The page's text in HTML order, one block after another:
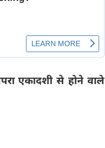
एकादशी से होने वाले